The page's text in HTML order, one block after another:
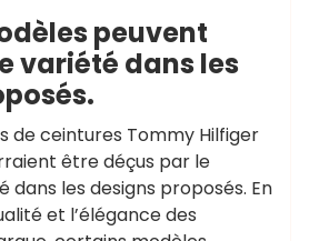
peuvent
variété dans les
de ceintures Tommy Hilfiger
être déçus par le
dans les designs proposés. En
et l’élégance des